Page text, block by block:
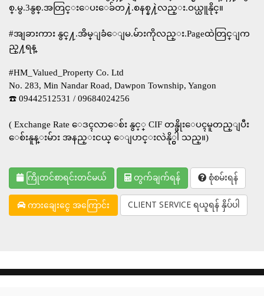
စ္.မွ.3​နွစ္.အတြင္း​ေပးေခ်တ႔ဲ.စနစ္န႔ဲလည္း.ဝယ္ယူနိုင္။
#အျခား​ကား​ နွင္႔.​အိမ္ျခံေျမ.မ်ားကိုလည္း.Pageထဲတြင္ျက
ည္႔ရန္
#HM_Valued_Property Co. Ltd
No. 283, Min Nandar Road, Dawpon Township, Yangon
☎️ 09442512531 / 09684024256
( Exchange Rate ေဒၚလာေစ်း နွင့္ CIF တန္ဖိုးေပၚမူတည္ျပီး
ေစ်းနူန္းမ်ား အနည္းငယ္ ေျပာင္းလဲနို္င္ပါ သည္။)
ကြိုတင်စာရင်းတင်မယ် တွက်ချက်ရန် စုံစမ်းရန်
ကားချေးငွေ အကြောင်း CLIENT SERVICE ရယူရန် နှိပ်ပါ